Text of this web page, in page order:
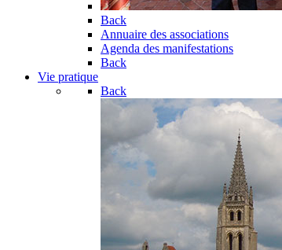
Back
Annuaire des associations
Agenda des manifestations
Back
Vie pratique
Back